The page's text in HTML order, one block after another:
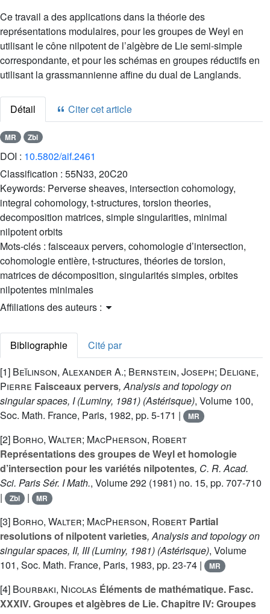
Ce travail a des applications dans la théorie des
représentations modulaires, pour les groupes de Weyl en
utilisant le cône nilpotent de l’algèbre de Lie semi-simple
correspondante, et pour les schémas en groupes réductifs en
utilisant la grassmannienne affine du dual de Langlands.
Détail Citer cet article
MR Zbl
DOI : 10.5802/aif.2461
Classification : 55N33, 20C20
Keywords: Perverse sheaves, intersection cohomology,
integral cohomology, t-structures, torsion theories,
decomposition matrices, simple singularities, minimal
nilpotent orbits
Mots-clés : faisceaux pervers, cohomologie d’intersection,
cohomologie entière, t-structures, théories de torsion,
matrices de décomposition, singularités simples, orbites
nilpotentes minimales
Affiliations des auteurs :
Bibliographie
Cité par
[1] Beĭlinson, Alexander A.; Bernstein, Joseph; Deligne,
Pierre Faisceaux pervers, Analysis and topology on
singular spaces, I (Luminy, 1981) (Astérisque), Volume 100,
Soc. Math. France, Paris, 1982, pp. 5-171 |
MR
[2] Borho, Walter; MacPherson, Robert
Représentations des groupes de Weyl et homologie
d’intersection pour les variétés nilpotentes, C. R. Acad.
Sci. Paris Sér. I Math., Volume 292 (1981) no. 15, pp. 707-710
|
Zbl | MR
[3] Borho, Walter; MacPherson, Robert Partial
resolutions of nilpotent varieties, Analysis and topology on
singular spaces, II, III (Luminy, 1981) (Astérisque), Volume
101, Soc. Math. France, Paris, 1983, pp. 23-74 | MR
[4] Bourbaki, Nicolas Éléments de mathématique. Fasc.
XXXIV. Groupes et algèbres de Lie. Chapitre IV: Groupes